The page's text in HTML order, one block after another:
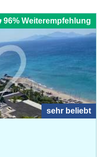
96% Weiterempfehlung
sehr beliebt